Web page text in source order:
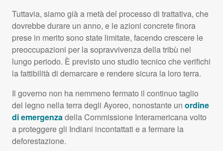
Tuttavia, siamo già a metà del processo di trattativa, che
dovrebbe durare un anno, e le azioni concrete finora
prese in merito sono state limitate, facendo crescere le
preoccupazioni per la sopravvivenza della tribù nel
lungo periodo. È previsto uno studio tecnico che verifichi
la fattibilità di demarcare e rendere sicura la loro terra.
Il governo non ha nemmeno fermato il continuo taglio
del legno nella terra degli Ayoreo, nonostante un ordine
di emergenza della Commissione Interamericana volto
a proteggere gli Indiani incontattati e a fermare la
deforestazione.